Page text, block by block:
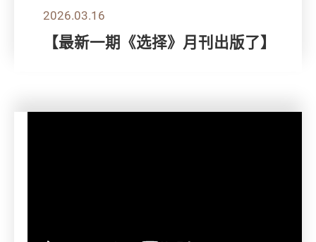
2026.03.16
【最新一期《选择》月刊出版了】